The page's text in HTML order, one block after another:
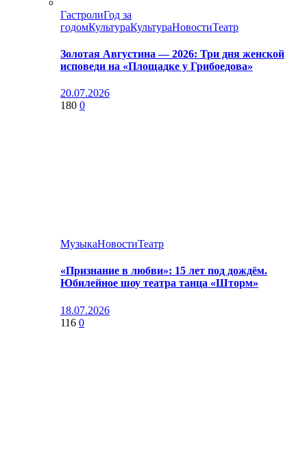
ГастролиГод за
годомКультураКультураНовостиТеатр
Золотая Августина — 2026: Три дня женской
исповеди на «Площадке у Грибоедова»
20.07.2026
180 0
МузыкаНовостиТеатр
«Признание в любви»: 15 лет под дождём.
Юбилейное шоу театра танца «Шторм»
18.07.2026
116 0